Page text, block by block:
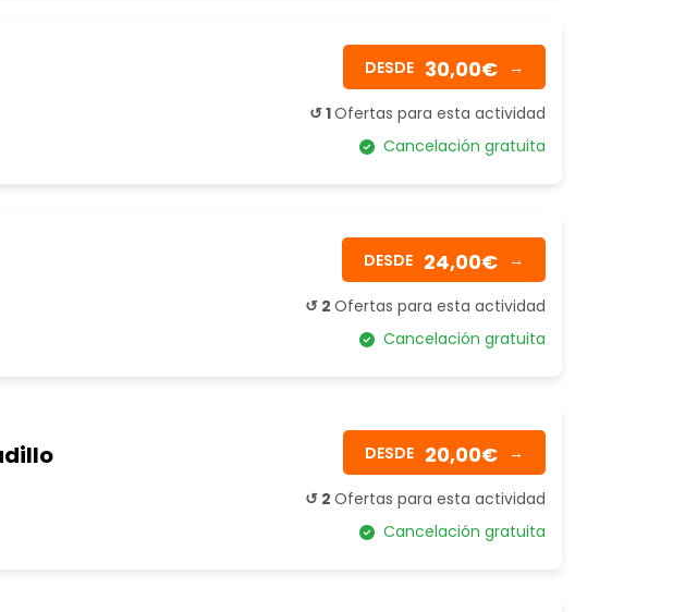
DESDE 30,00€ →
↺ 1Ofertas para esta actividad
Cancelación gratuita
DESDE 24,00€ →
↺ 2 Ofertas para esta actividad
Cancelación gratuita
DESDE 20,00€ →
↺ 2 Ofertas para esta actividad
Cancelación gratuita